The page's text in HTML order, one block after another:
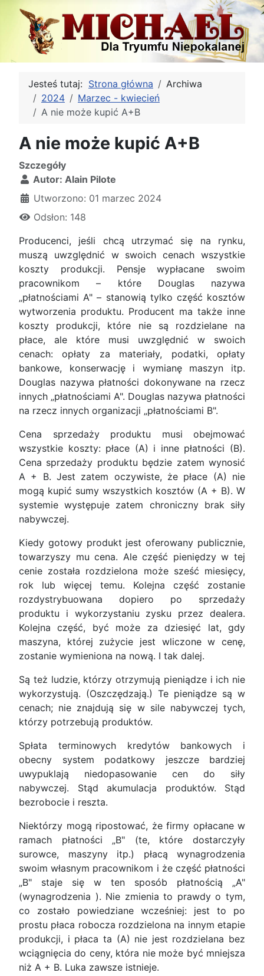
Jesteś tutaj: Strona główna
Archiwa
2024
Marzec - kwiecień
A nie może kupić A+B
A nie może kupić A+B
Szczegóły
Autor: Alain Pilote
Utworzono: 01 marzec 2024
Odsłon: 148
Producenci, jeśli chcą utrzymać się na rynku,
muszą uwzględnić w swoich cenach wszystkie
koszty produkcji. Pensje wypłacane swoim
pracownikom – które Douglas nazywa
„płatnościami A" – stanowią tylko część kosztów
wytworzenia produktu. Producent ma także inne
koszty produkcji, które nie są rozdzielane na
płace, ale które musi uwzględnić w swoich
cenach: opłaty za materiały, podatki, opłaty
bankowe, konserwację i wymianę maszyn itp.
Douglas nazywa płatności dokonywane na rzecz
innych „płatnościami A". Douglas nazywa płatności
na rzecz innych organizacji „płatnościami B".
Cena sprzedaży produktu musi obejmować
wszystkie koszty: płace (A) i inne płatności (B).
Cena sprzedaży produktu będzie zatem wynosić
A + B. Jest zatem oczywiste, że płace (A) nie
mogą kupić sumy wszystkich kosztów (A + B). W
systemie występuje zatem chroniczny brak siły
nabywczej.
Kiedy gotowy produkt jest oferowany publicznie,
towarzyszy mu cena. Ale część pieniędzy w tej
cenie została rozdzielona może sześć miesięcy,
rok lub więcej temu. Kolejna część zostanie
rozdystrybuowana dopiero po sprzedaży
produktu i wykorzystaniu zysku przez dealera.
Kolejna część, być może za dziesięć lat, gdy
maszyna, której zużycie jest wliczone w cenę,
zostanie wymieniona na nową. I tak dalej.
Są też ludzie, którzy otrzymują pieniądze i ich nie
wykorzystują. (Oszczędzają.) Te pieniądze są w
cenach; nie znajdują się w sile nabywczej tych,
którzy potrzebują produktów.
Spłata terminowych kredytów bankowych i
obecny system podatkowy jeszcze bardziej
uwypuklają niedopasowanie cen do siły
nabywczej. Stąd akumulacja produktów. Stąd
bezrobocie i reszta.
Niektórzy mogą ripostować, że firmy opłacane w
ramach płatności „B" (te, które dostarczyły
surowce, maszyny itp.) płacą wynagrodzenia
swoim własnym pracownikom i że część płatności
„B" staje się w ten sposób płatnością „A"
(wynagrodzenia ). Nie zmienia to prawdy o tym,
co zostało powiedziane wcześniej: jest to po
prostu płaca robocza rozdzielona na innym etapie
produkcji, i płaca ta (A) nie jest rozdzielana bez
wciągnięcia do ceny, która nie może być mniejsza
niż A + B. Luka zawsze istnieje.